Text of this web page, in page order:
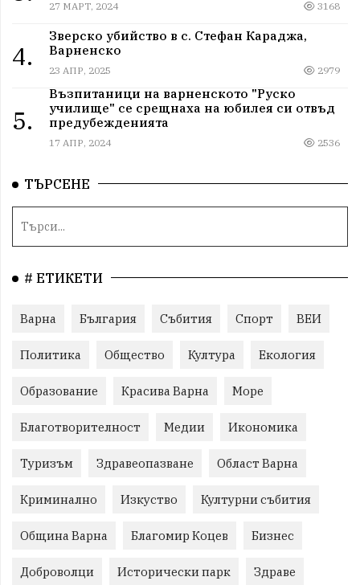
27 МАРТ, 2024 3168
4.
Зверско убийство в с. Стефан Караджа,
Варненско
23 АПР, 2025 2979
5.
Възпитаници на варненското "Руско
училище" се срещнаха на юбилея си отвъд
предубежденията
17 АПР, 2024 2536
ТЪРСЕНЕ
# ЕТИКЕТИ
Варна България Събития Спорт ВЕИ
Политика Общество Култура Екология
Образование Красива Варна Море
Благотворителност Медии Икономика
Туризъм Здравеопазване Област Варна
Криминално Изкуство Културни събития
Община Варна Благомир Коцев Бизнес
Доброволци Исторически парк Здраве